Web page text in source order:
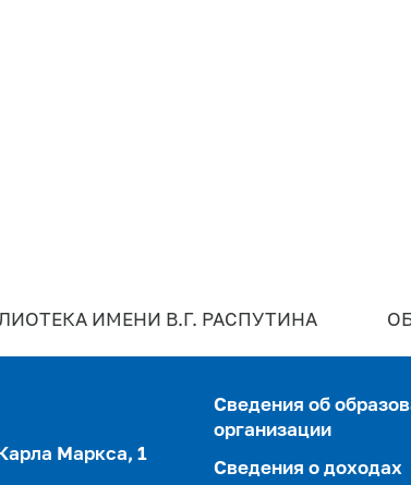
ИМЕНИ В.Г. РАСПУТИНА
Маркса, 1
Сведения об
организации
Сведения о доходах